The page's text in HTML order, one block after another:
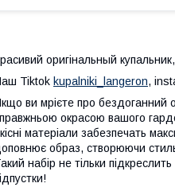
оригінальный
Tiktok kupalniki_langeron,
ви мрієте про бездоганний
окрасою вашого
матеріали забезпечать
образ, створюючи
набір не тільки